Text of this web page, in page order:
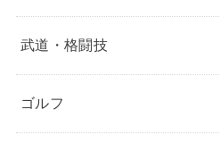
武道・格闘技
ゴルフ